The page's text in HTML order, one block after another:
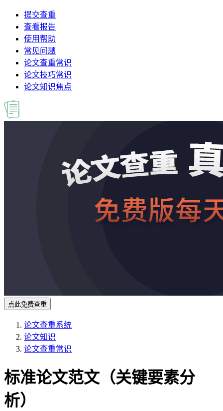
提交查重
查看报告
使用帮助
常见问题
论文查重常识
论文技巧常识
论文知识焦点
点此免费查重
论文查重系统
论文知识
论文查重常识
标准论文范文（关键要素分
析）